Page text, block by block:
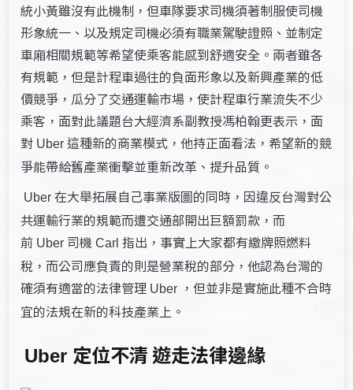
統小黃雖沒有此機制，但車隊要求司機須著制服使司機
形象統一、以及規定司機必須有職業駕駛證照、並制定
車廂相關規範等希望使乘客能感到舒適安全。兩者雖各
有規範，但是計程車過往的負面形象以及新興產業的低
價競爭，瓜分了交通運輸市場，使計程車行業流失不少
乘客，面對此議題台大經濟系副教授馮柏翰更表示，面
對 Uber這種新的商業模式，他持正面看法，希望新的競
爭能帶給舊產業衝擊並重新改革、提升品質。
Uber在大舉拓展自己事業版圖的同時，因違反台灣對公
共運輸行業的規範而遭交通部開出巨額罰款，而
前 Uber 司機Carl指出，事實上大家都有繳牌照燃料
稅，而公司應負責的則是營業稅的部分，他認為台灣的
確須有適當的法律管理 Uber ，但並非是實施此種不合時
宜的法規在新的科技產業上。
Uber 定位不清 遊走法律邊緣